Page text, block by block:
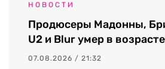
НОВОСТИ
Продюсеры Мадонны,
U2 и Blur умер в
07.08.2026 / 21:32